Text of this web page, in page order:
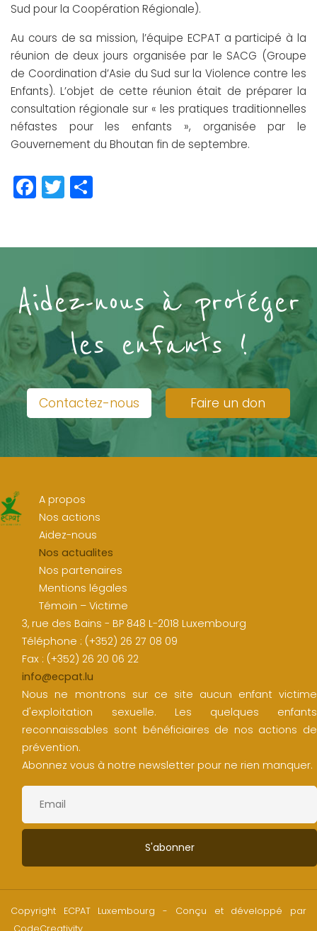
Sud pour la Coopération Régionale).
Au cours de sa mission, l’équipe ECPAT a participé à la
réunion de deux jours organisée par le SACG (Groupe
de Coordination d’Asie du Sud sur la Violence contre les
Enfants). L’objet de cette réunion était de préparer la
consultation régionale sur « les pratiques traditionnelles
néfastes pour les enfants », organisée par le
Gouvernement du Bhoutan fin de septembre.
Facebook
Twitter
Aidez-nous à protéger
les enfants !
Contactez-nous Faire un don
A propos
Nos actions
Aidez-nous
Nos actualites
Nos partenaires
Mentions légales
Témoin – Victime
3, rue des Bains - BP 848 L-2018 Luxembourg
Téléphone : (+352) 26 27 08 09
Fax : (+352) 26 20 06 22
info@ecpat.lu
Nous ne montrons sur ce site aucun enfant victime
d'exploitation sexuelle. Les quelques enfants
reconnaissables sont bénéficiaires de nos actions de
prévention.
Abonnez vous à notre newsletter pour ne rien manquer.
Copyright ECPAT Luxembourg - Conçu et développé par